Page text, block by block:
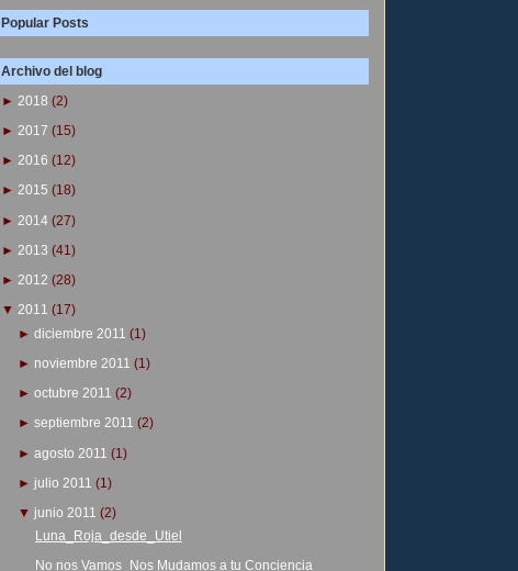
Popular Posts
Archivo del blog
► 2018 (2)
► 2017 (15)
► 2016 (12)
► 2015 (18)
► 2014 (27)
► 2013 (41)
► 2012 (28)
▼ 2011 (17)
► diciembre 2011 (1)
► noviembre 2011 (1)
► octubre 2011 (2)
► septiembre 2011 (2)
► agosto 2011 (1)
► julio 2011 (1)
▼ junio 2011 (2)
Luna_Roja_desde_Utiel
No nos Vamos_Nos Mudamos a tu Conciencia